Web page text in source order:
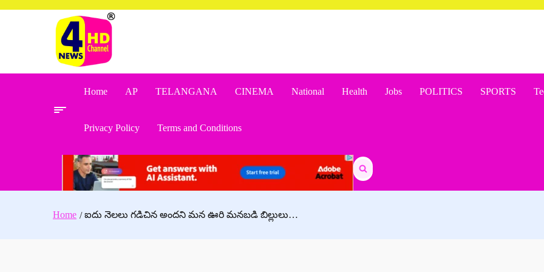
Home AP TELANGANA CINEMA National Health Jobs POLITICS SPORTS
Privacy Policy Terms and Conditions
Search
for:
Home ఐదు నెలలు గడిచిన అందని మన ఊరి మనబడి బిల్లులు…